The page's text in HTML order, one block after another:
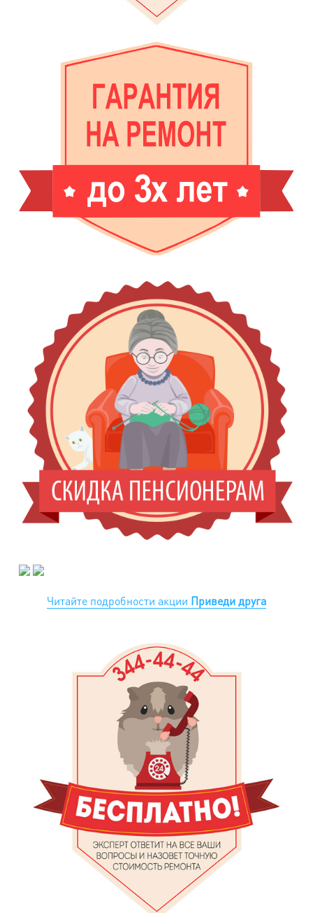
Читайте подробности акции Приведи друга